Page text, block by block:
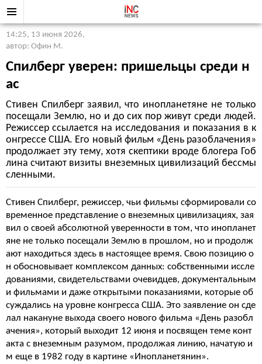
14:25, 13 июня 2026,
автор: Офин М.
Спилберг уверен: пришельцы среди н
ас
Стивен Спилберг заявил, что инопланетяне не только
посещали Землю, но и до сих пор живут среди людей.
Режиссер ссылается на исследования и показания в к
онгрессе США. Его новый фильм «День разоблачения»
продолжает эту тему, хотя скептики вроде блогера Гоб
лина считают визиты внеземных цивилизаций бессмы
сленными.
Стивен Спилберг, режиссер, чьи фильмы сформировали со
временное представление о внеземных цивилизациях, зая
вил о своей абсолютной уверенности в том, что инопланет
яне не только посещали Землю в прошлом, но и продолж
ают находиться здесь в настоящее время. Свою позицию о
н обосновывает комплексом данных: собственными иссле
дованиями, свидетельствами очевидцев, документальным
и фильмами и даже открытыми показаниями, которые об
суждались на уровне конгресса США. Это заявление он сде
лал накануне выхода своего нового фильма «День разобл
ачения», который выходит 12 июня и посвящен теме конт
акта с внеземным разумом, продолжая линию, начатую и
м еще в 1982 году в картине «Инопланетянин».